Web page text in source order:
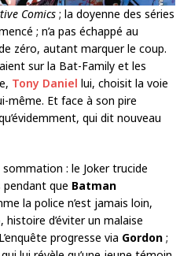
Comics ; la doyenne des séries
; n’a pas échappé au
zéro, autant marquer le coup.
sur la Bat-Family et les
Tony Daniel lui, choisit la voie
même. Et face à son pire
qui dit nouveau
: le Joker trucide
que Batman
la police n’est jamais loin,
d’éviter un malaise
progresse via Gordon ;